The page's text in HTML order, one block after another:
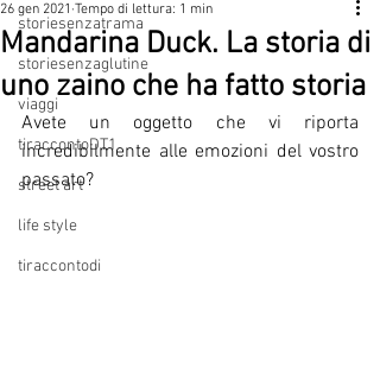
storiesenzatrama
storiesenzaglutine
viaggi
tiraccontoDT1
street art
life style
tiraccontodi
Mandarina Duck. La storia di
uno zaino che ha fatto storia
26 gen 2021 Tempo di lettura: 1 min
Avete un oggetto che vi riporta
incredibilmente alle emozioni del vostro
passato?